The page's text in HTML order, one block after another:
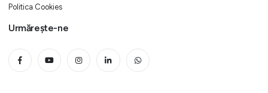
Politica Cookies
Urmărește-ne